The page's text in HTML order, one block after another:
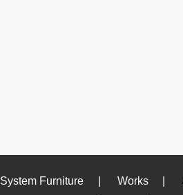
System Furniture Works